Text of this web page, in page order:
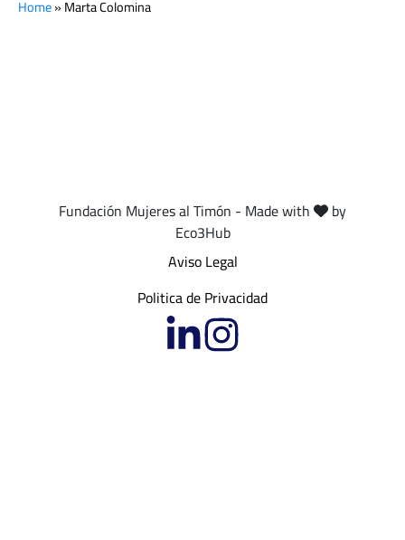
Home»Marta Colomina
Aviso Legal
Politica de Privacidad
Fundación Mujeres al Timón - Made with
by
Eco3Hub